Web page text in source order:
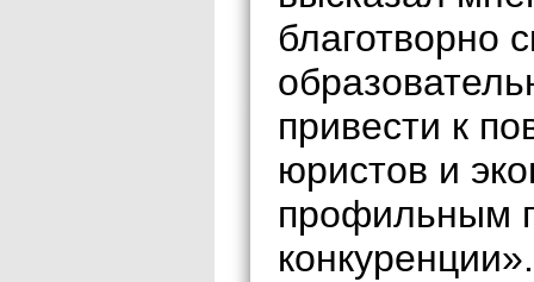
благотворно
привести к
юристов и
профильным
конкуренции».